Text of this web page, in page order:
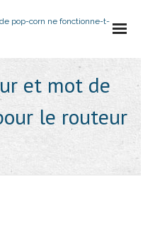
pop-corn ne fonctionne-t-
et mot de
le routeur